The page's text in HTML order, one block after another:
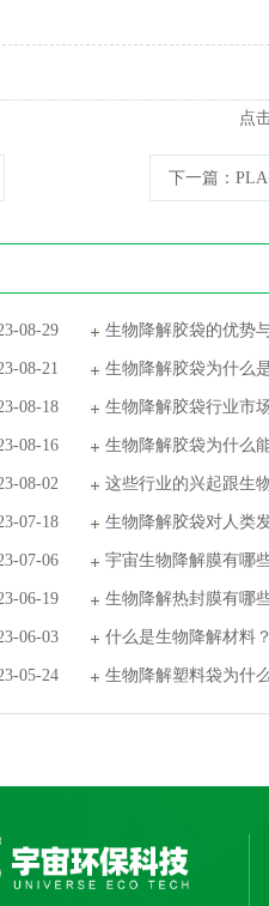
点
下一篇 ：
08-29 生物降解胶袋的优势
08-21 生物降解胶袋为什么
08-18 生物降解胶袋行业市
08-16 生物降解胶袋为什么
08-02 这些行业的兴起跟生
07-18 生物降解胶袋对人类
07-06 宇宙生物降解膜有哪
06-19 生物降解热封膜有哪
06-03 什么是生物降解材料？
05-24 生物降解塑料袋为什